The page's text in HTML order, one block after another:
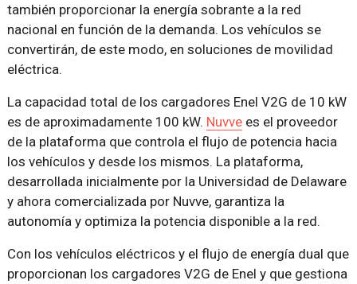
también proporcionar la energía sobrante a la red
nacional en función de la demanda. Los vehículos se
convertirán, de este modo, en soluciones de movilidad
eléctrica.
La capacidad total de los cargadores Enel V2G de 10 kW
es de aproximadamente 100 kW. Nuvvees el proveedor
de la plataforma que controla el flujo de potencia hacia
los vehículos y desde los mismos. La plataforma,
desarrollada inicialmente por la Universidad de Delaware
y ahora comercializada por Nuvve, garantiza la
autonomía y optimiza la potencia disponible a la red.
Con los vehículos eléctricos y el flujo de energía dual que
proporcionan los cargadores V2G de Enel y que gestiona